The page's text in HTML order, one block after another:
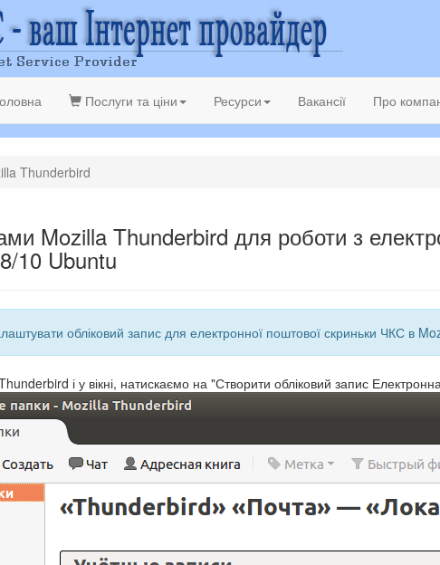
Послуги та ціни Ресурси Вакансії Про
Thunderbird
Mozilla Thunderbird для роботи з
10 Ubuntu
обліковий запис для електронної поштової скриньки ЧКС в
і у вікні, натискаємо на "Створити обліковий запис